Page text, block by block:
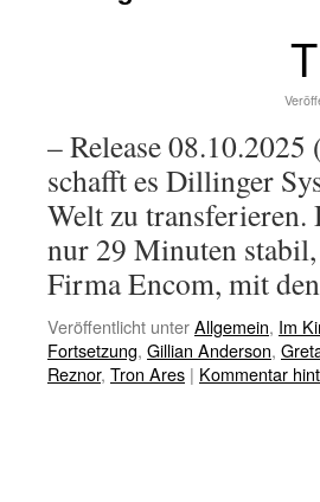
– Release
schafft es Dillinger
Welt zu
nur 29 Minuten
Firma Encom, mit
Veröffentlicht unterAllgemein, Im
Fortsetzung, Gillian Anderson,
Reznor, Tron Ares | Kommentar